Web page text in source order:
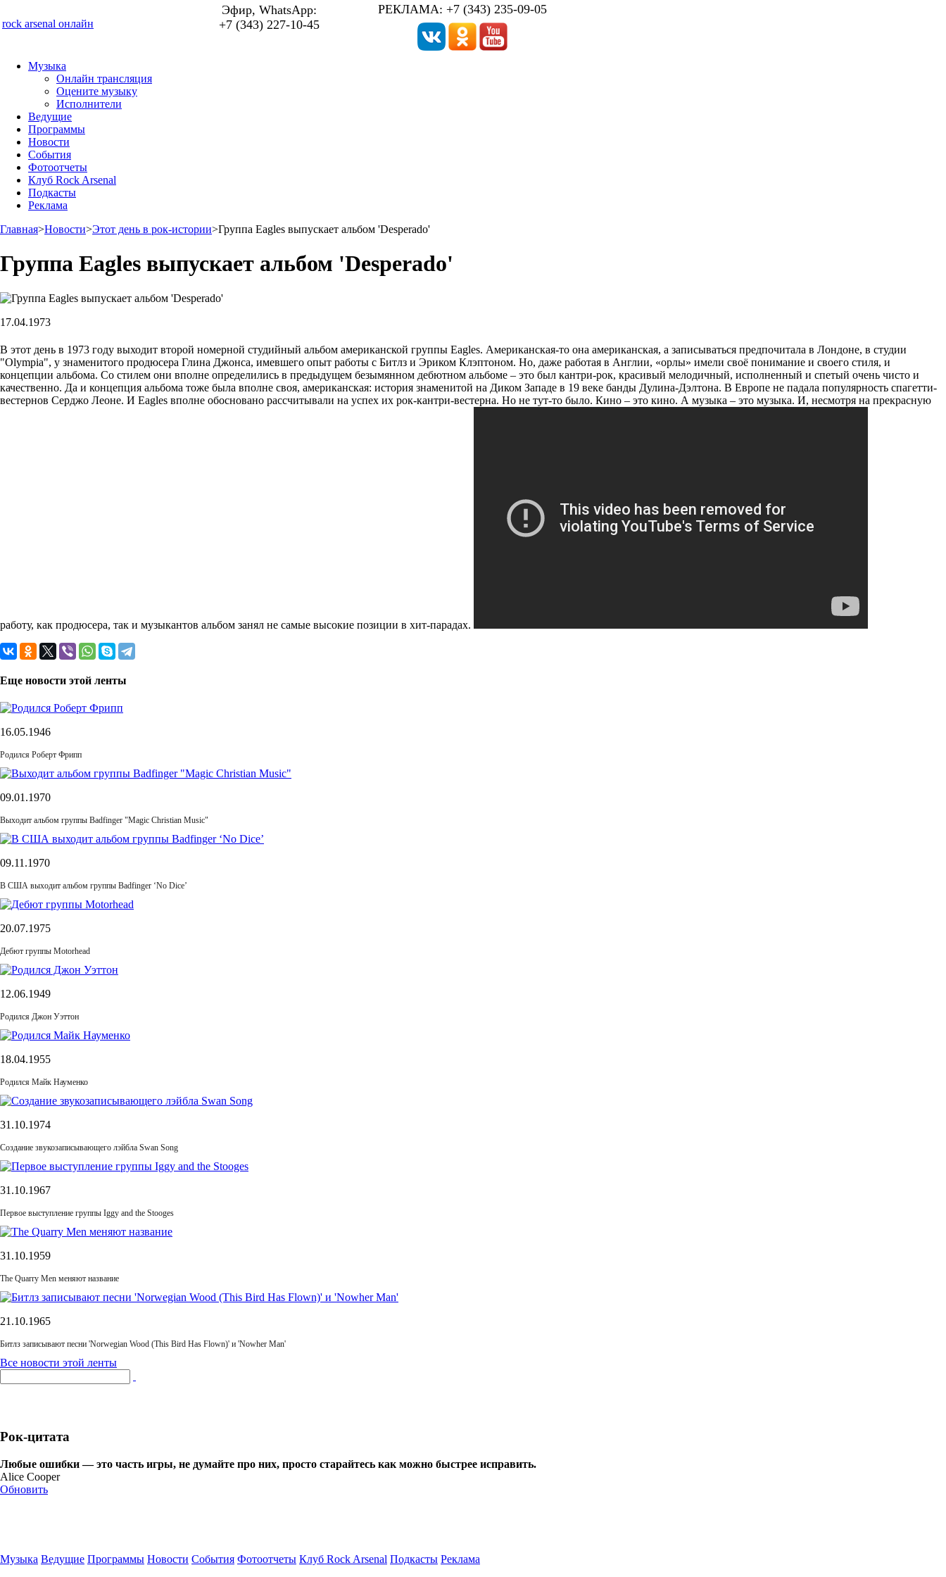
rock arsenal онлайн
Эфир, WhatsApp:
+7 (343) 227-10-45
РЕКЛАМА: +7 (343) 235-09-05
Музыка
Онлайн трансляция
Оцените музыку
Исполнители
Ведущие
Программы
Новости
События
Фотоотчеты
Клуб Rock Arsenal
Подкасты
Реклама
Главная>Новости>Этот день в рок-истории>Группа Eagles выпускает альбом 'Desperado'
Группа Eagles выпускает альбом 'Desperado'
17.04.1973
В этот день в 1973 году выходит второй номерной студийный альбом американской группы Eagles. Американская-то она американская, а записываться предпочитала в Лондоне, в студии
"Olympia", у знаменитого продюсера Глина Джонса, имевшего опыт работы с Битлз и Эриком Клэптоном. Но, даже работая в Англии, «орлы» имели своё понимание и своего стиля, и
концепции альбома. Со стилем они вполне определились в предыдущем безымянном дебютном альбоме – это был кантри-рок, красивый мелодичный, исполненный и спетый очень чисто и
качественно. Да и концепция альбома тоже была вполне своя, американская: история знаменитой на Диком Западе в 19 веке банды Дулина-Дэлтона. В Европе не падала популярность спагетти-
вестернов Серджо Леоне. И Eagles вполне обосновано рассчитывали на успех их рок-кантри-вестерна. Но не тут-то было. Кино – это кино. А музыка – это музыка. И, несмотря на прекрасную
работу, как продюсера, так и музыкантов альбом занял не самые высокие позиции в хит-парадах.
Еще новости этой ленты
16.05.1946
Родился Роберт Фрипп
09.01.1970
Выходит альбом группы Badfinger "Magic Christian Music"
09.11.1970
В США выходит альбом группы Badfinger ‘No Dice’
20.07.1975
Дебют группы Motorhead
12.06.1949
Родился Джон Уэттон
18.04.1955
Родился Майк Науменко
31.10.1974
Cоздание звукозаписывающего лэйбла Swan Song
31.10.1967
Первое выступление группы Iggy and the Stooges
31.10.1959
The Quarry Men меняют название
21.10.1965
Битлз записывают песни 'Norwegian Wood (This Bird Has Flown)' и 'Nowher Man'
Все новости этой ленты
Рок-цитата
Любые ошибки — это часть игры, не думайте про них, просто старайтесь как можно быстрее исправить.
Alice Cooper
Обновить
Музыка Ведущие Программы Новости События Фотоотчеты Клуб Rock Arsenal Подкасты Реклама